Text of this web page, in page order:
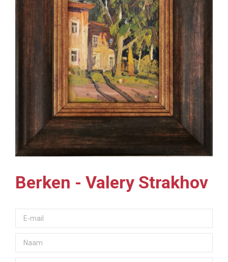
Berken - Valery Strakhov